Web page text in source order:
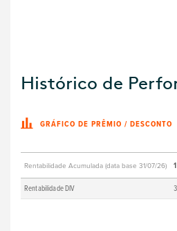
Histórico de
GRÁFICO DE PRÊMIO / DESCONTO
Rentabilidade Acumulada (data base 31/07/26)
Rentabilidade DIV